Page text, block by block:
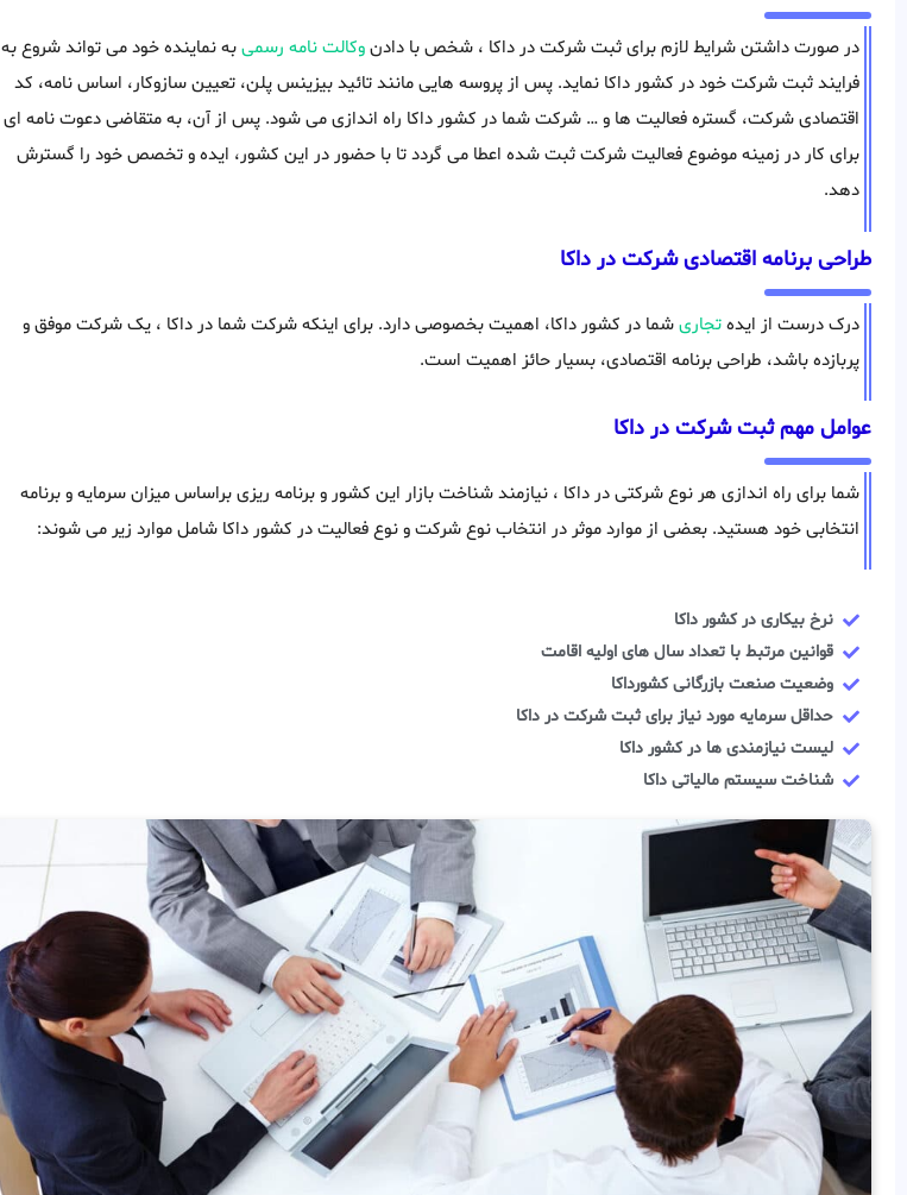
در صورت داشتن شرایط لازم برای ثبت شرکت در داکا ، شخص با دادنوکالت نامه رسمیبه نماینده خود می تواند شروع به
فرایند ثبت شرکت خود در کشور داکا نماید. پس از پروسه هایی مانند تائید بیزینس پلن، تعیین سازوکار، اساس نامه، کد
اقتصادی شرکت، گستره فعالیت ها و … شرکت شما در کشور داکا راه اندازی می شود. پس از آن، به متقاضی دعوت نامه ای
برای کار در زمینه موضوع فعالیت شرکت ثبت شده اعطا می گردد تا با حضور در این کشور، ایده و تخصص خود را گسترش
دهد.
طراحی برنامه اقتصادی شرکت در داکا
درک درست از ایدهتجاریشما در کشور داکا، اهمیت بخصوصی دارد. برای اینکه شرکت شما در داکا ، یک شرکت موفق و
پربازده باشد، طراحی برنامه اقتصادی، بسیار حائز اهمیت است.
عوامل مهم ثبت شرکت در داکا
شما برای راه اندازی هر نوع شرکتی در داکا ، نیازمند شناخت بازار این کشور و برنامه ریزی براساس میزان سرمایه و برنامه
انتخابی خود هستید. بعضی از موارد موثر در انتخاب نوع شرکت و نوع فعالیت در کشور داکا شامل موارد زیر می شوند:
نرخ بیکاری در کشور داکا
قوانین مرتبط با تعداد سال های اولیه اقامت
وضعیت صنعت بازرگانی کشورداکا
حداقل سرمایه مورد نیاز برای ثبت شرکت در داکا
لیست نیازمندی ها در کشور داکا
شناخت سیستم مالیاتی داکا